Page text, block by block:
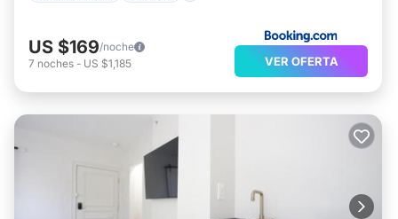
US $169/noche
7 noches - US $1,185 VER OFERTA